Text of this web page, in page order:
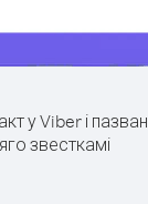
у Viber і
яго звесткамі